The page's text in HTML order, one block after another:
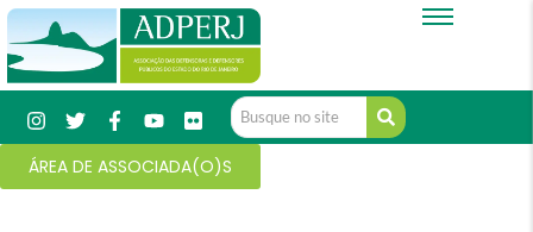
ÁREA DE ASSOCIADA(O)S